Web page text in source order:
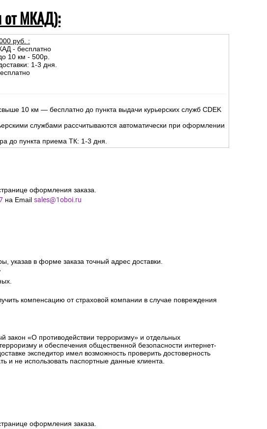
от МКАД):
руб. :
- бесплатно
10 км - 500р.
1-3 дня.
10 км — бесплатно до пункта выдачи курьерских служб CDEK
службами рассчитываются автоматически при оформлении
до пункта приема ТК: 1-3 дня.
оформления заказа.
на Email sales@1oboi.ru
указав в форме заказа точный адрес доставки.
компенсацию от страховой компании в случае повреждения
«О противодействии терроризму» и отдельных
и обеспечения общественной безопасности интернет-
экспедитор имел возможность проверить достоверность
и не использовать паспортные данные клиента.
оформления заказа.